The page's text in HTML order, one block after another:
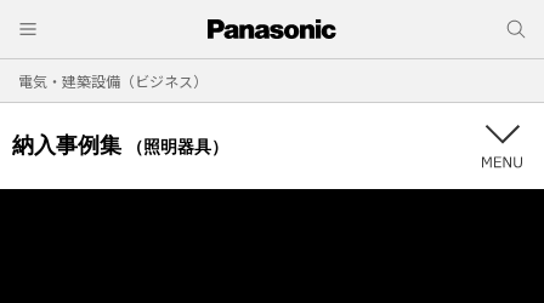
電気・建築設備（ビジネス）
納入事例集 （照明器具）